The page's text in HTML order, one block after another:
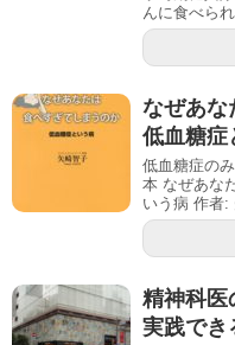
んに食べら
なぜあ
低血糖症
低血糖症の
本 なぜあな
いう病 作者:
精神科
実践でき